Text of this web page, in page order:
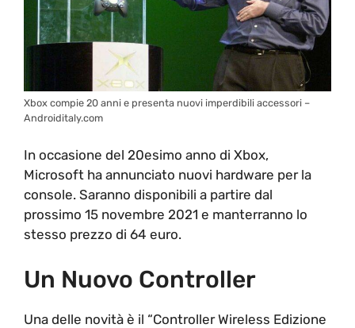
Xbox compie 20 anni e presenta nuovi imperdibili accessori –
Androiditaly.com
In occasione del 20esimo anno di Xbox,
Microsoft ha annunciato nuovi hardware per la
console. Saranno disponibili a partire dal
prossimo 15 novembre 2021 e manterranno lo
stesso prezzo di 64 euro.
Un Nuovo Controller
Una delle novità è il “Controller Wireless Edizione